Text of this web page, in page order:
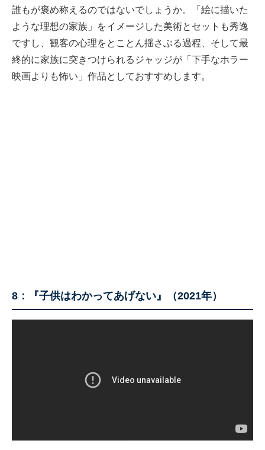
誰もが褒め称えるのではないでしょうか。「絵に描いた
ような理想の家族」をイメージした美術とセットも秀逸
ですし、観客の心理をとことん揺さぶる過程、そして最
終的に家族に突きつけられるジャッジが「下手なホラー
映画よりも怖い」作品としておすすめします。
8：『子供はわかってあげない』（2021年）